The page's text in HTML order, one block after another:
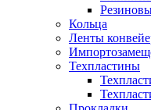
Кольца
Ленты
Техпластины